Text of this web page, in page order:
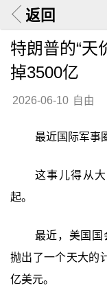
返回
特朗普的“天
掉3500亿
2026-06-10 自由
最近国际军事
这事儿得从
起。
最近，美国国
抛出了一个天大的
亿美元。